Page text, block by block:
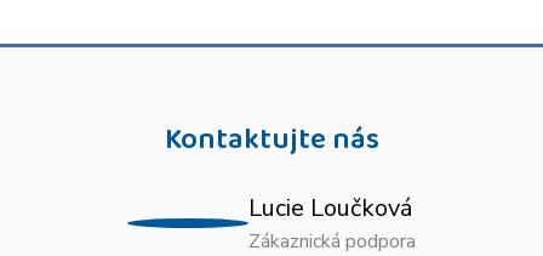
Kontaktujte nás
Lucie Loučková
Zákaznická podpora